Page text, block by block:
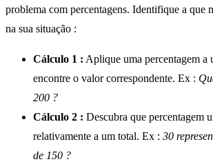
problema com percentagens. Identifique a que
na sua situação :
Cálculo 1 : Aplique uma percentagem a
encontre o valor correspondente. Ex :
200 ?
Cálculo 2 : Descubra que percentagem
relativamente a um total. Ex : 30
de 150 ?